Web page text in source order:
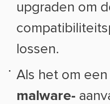
upgraden om
lossen.
Als het om een
malware-